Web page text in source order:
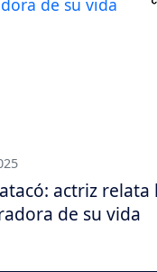
actriz relata
de su vida